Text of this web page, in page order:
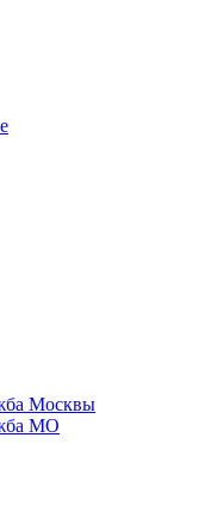
Москвы
МО